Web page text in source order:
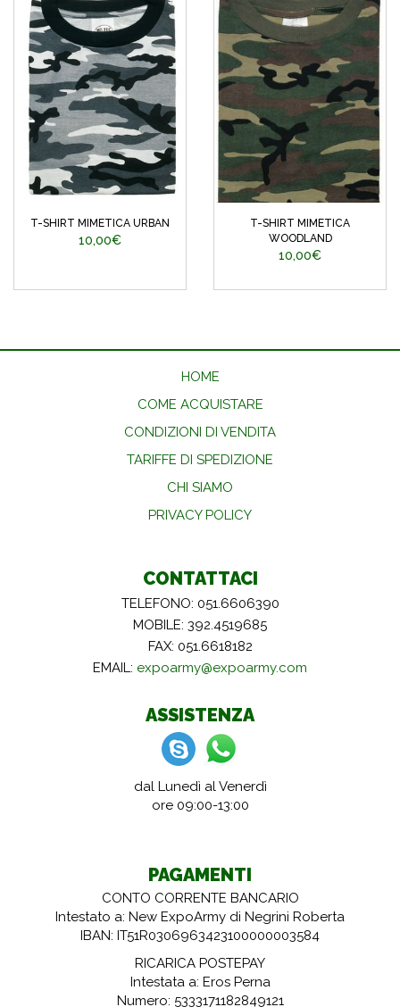
T-SHIRT MIMETICA URBAN
10,00€
T-SHIRT MIMETICA
WOODLAND
10,00€
HOME
COME ACQUISTARE
CONDIZIONI DI VENDITA
TARIFFE DI SPEDIZIONE
CHI SIAMO
PRIVACY POLICY
CONTATTACI
TELEFONO: 051.6606390
MOBILE: 392.4519685
FAX: 051.6618182
EMAIL: expoarmy@expoarmy.com
ASSISTENZA
dal Lunedì al Venerdì
ore 09:00-13:00
PAGAMENTI
CONTO CORRENTE BANCARIO
Intestato a: New ExpoArmy di Negrini Roberta
IBAN: IT51R0306963423100000003584
RICARICA POSTEPAY
Intestata a: Eros Perna
Numero: 5333171182849121